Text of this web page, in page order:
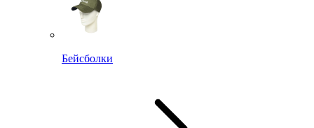
Бейсболки